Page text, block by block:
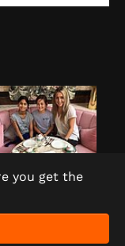
you get the